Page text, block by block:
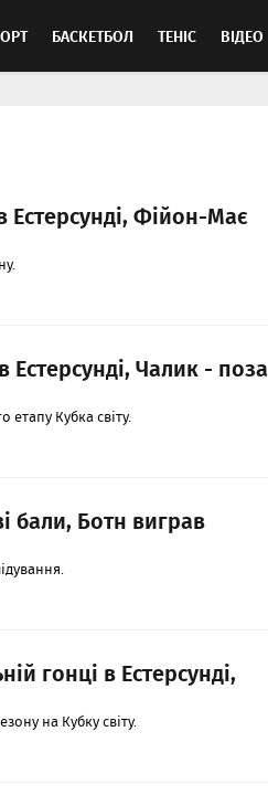
БАСКЕТБОЛ ТЕНІС ВІДЕО
Фійон-Має
Чалик - поза
Кубка світу.
бали, Ботн виграв
гонці в Естерсунді,
на Кубку світу.